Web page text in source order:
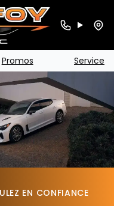
Promos Service
EN CONFIANCE